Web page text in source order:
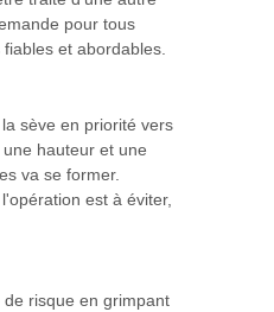
pour tous
et abordables.
sève en priorité vers
hauteur et une
va se former.
est à éviter,
de risque en grimpant